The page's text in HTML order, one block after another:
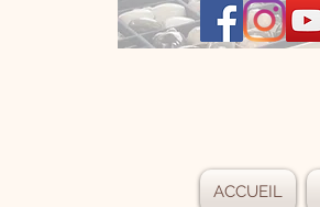
ACCUEIL